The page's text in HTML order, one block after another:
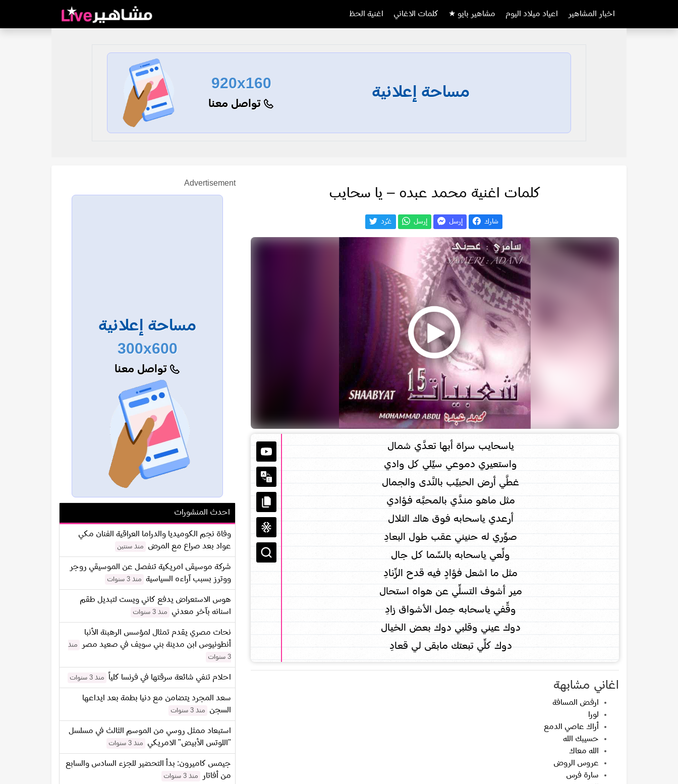
اخبار المشاهير اعياد ميلاد اليوم مشاهير بايو ★ كلمات الاغاني اغنية الحظ
مساحة إعلانية
920x160
تواصل معنا
كلمات اغنية محمد عبده – يا سحايب
شارك إرسل إرسل غـّرد
ياسحايب سراة أبها تعـدَّي شمـال
واستعيري دموعي سيِّلي كل وادي
غطَّي أرض الحبيِّب بالنَّدى والجمال
مثل ماهو منـدَّي بالمحبَّـه فـؤادي
أرعدي ياسحابه فوق هاك التـلال
صوِّري له حنيني عقب طول البعـادِ
ولِّعي ياسحابه بالسِّما كـل جـال
مثل ما اشعل فؤادٍ فيه قدح الزِّنـادِ
مير أشوف التسلِّي عن هواه استحال
وقِّفي ياسحابه حِمل الأشـواق زادِ
دوك عيني وقلبي دوك بعض الخيـال
دوك كلِّي تبعتك مابقى لـي قعـادِ
اغاني مشابهة
ارفض المسافة
لورا
أراك عاصي الدمع
حسيبك الله
الله معاك
عروس الروض
سارة فرس
Advertisement
مساحة إعلانية
300x600
تواصل معنا
احدث المنشورات
وفاة نجم الكوميديا والدراما العراقية الفنان مكي
عواد بعد صراع مع المرض
منذ سنتين
شركة موسيقى امريكية تنفصل عن الموسيقي روجر
ووترز بسبب آراءه السياسية
منذ 3 سنوات
هوس الاستعراض يدفع كاني ويست لتبديل طقم
اسنانه بآخر معدني
منذ 3 سنوات
نحات مصري يقدم تمثال لمؤسس الرهبنة الأنبا
أنطونيوس ابن مدينة بني سويف في صعيد مصر
منذ
3 سنوات
احلام تنفي شائعة سرقتها في فرنسا كلياً منذ 3 سنوات
سعد المجرد يتضامن مع دنيا بطمة بعد ايداعها
السجن
منذ 3 سنوات
استبعاد ممثل روسي من الموسم الثالث في مسلسل
"اللوتس الأبيض" الامريكي
منذ 3 سنوات
جيمس كاميرون: بدأ التحضير للجزء السادس والسابع
من أفاتار
منذ 3 سنوات